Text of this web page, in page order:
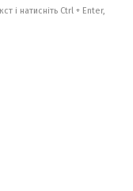
і натисніть Ctrl + Enter,